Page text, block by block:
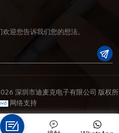
迎您告诉我们您的想法。
深圳市迪麦克电子有限公司 版权所
网络支持